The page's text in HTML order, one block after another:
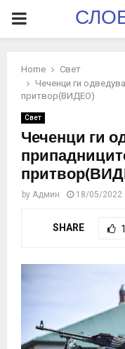
PRIMARY
Home
Свет
Чеченци ги
притвор(ВИДЕО)
Свет
Чеченци ги
by Админ 18/05/2022
SHARE 1